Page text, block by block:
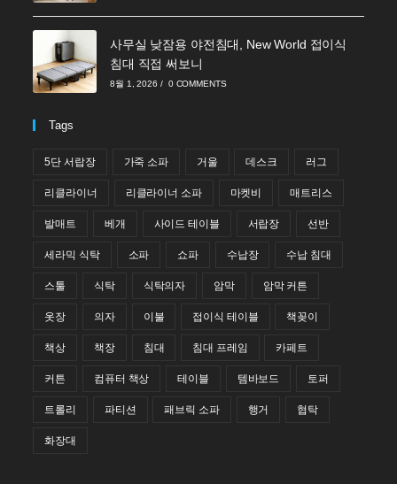
사무실 낮잠용 야전침대, New World 접이식
침대 직접 써보니
8월 1, 2026 / 0 COMMENTS
Tags
5단 서랍장 가죽 소파 거울 데스크 러그
리클라이너 리클라이너 소파 마켓비 매트리스
발매트 베개 사이드 테이블 서랍장 선반
세라믹 식탁 소파 쇼파 수납장 수납 침대
스툴 식탁 식탁의자 암막 암막 커튼
옷장 의자 이불 접이식 테이블 책꽂이
책상 책장 침대 침대 프레임 카페트
커튼 컴퓨터 책상 테이블 템바보드 토퍼
트롤리 파티션 패브릭 소파 행거 협탁
화장대